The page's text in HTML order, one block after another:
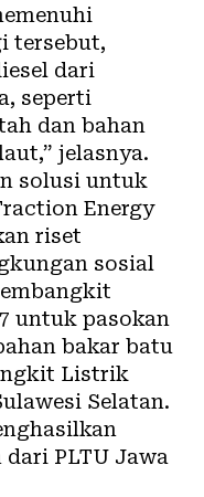
tersebut,
dari
seperti
dan bahan
jelasnya.
solusi untuk
Energy
riset
sosial
untuk pasokan
bakar batu
Listrik
Selatan.
PLTU Jawa